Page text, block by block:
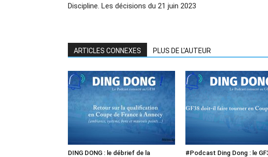
Discipline. Les décisions du 21 juin 2023
ARTICLES CONNEXES PLUS DE L'AUTEUR
DING DONG : le débrief de la
#Podcast Ding Dong : le